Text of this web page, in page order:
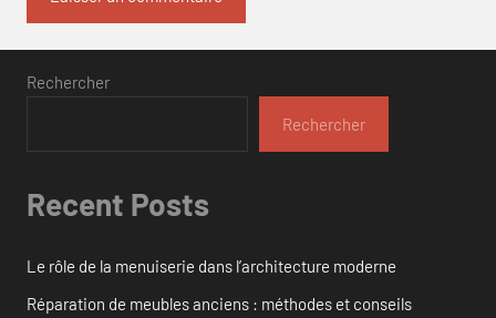
Rechercher
Rechercher
Recent Posts
Le rôle de la menuiserie dans l’architecture moderne
Réparation de meubles anciens : méthodes et conseils